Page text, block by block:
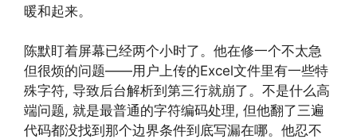
暖和起来。
陈默盯着屏幕已经两个小时了。他在修一个不太急
但很烦的问题——用户上传的Excel文件里有一些特
殊字符, 导致后台解析到第三行就崩了。不是什么高
端问题, 就是最普通的字符编码处理, 但他翻了三遍
代码都没找到那个边界条件到底写漏在哪。他忍不